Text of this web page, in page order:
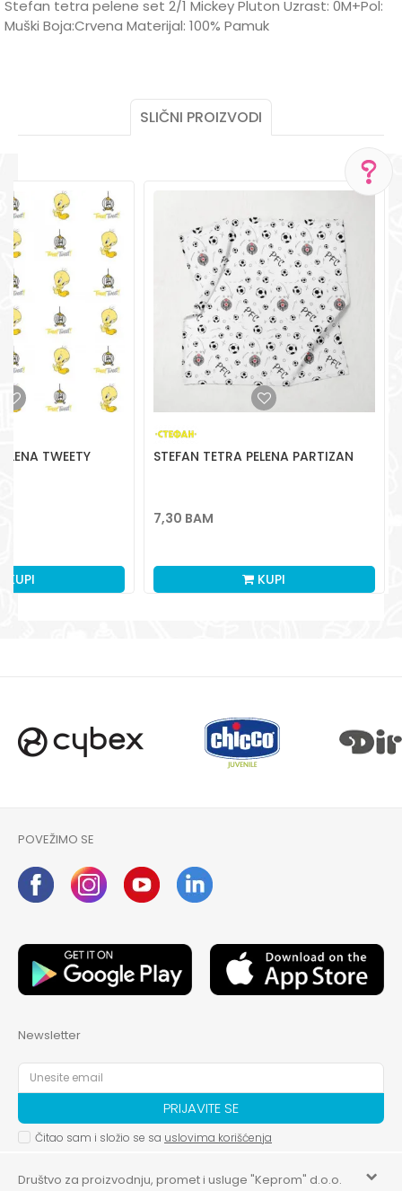
POMOĆ PRI KUPOVINI
Za više informacija,
pomoć i porudžbine
+387 656-72209
Radno vreme
Pon-Subota: 09:00-
15:00h
Pišite nam
aksaonlinebih@aksabih.ba
Stefan tetra pelene set 2/1 Mickey Pluton Uzrast: 0M+Pol:
Muški Boja:Crvena Materijal: 100% Pamuk
STEFAN
Poruka
POŠALJI
SLIČNI PROIZVODI
TWEETY
KUPI
STEFAN TETRA PELENA PARTIZAN
7,30 BAM
KUPI
POVEŽIMO SE
Newsletter
PRIJAVITE SE
Čitao sam i složio se sa uslovima korišćenja
Društvo za proizvodnju, promet i usluge "Keprom" d.o.o.